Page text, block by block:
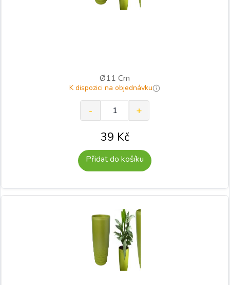
Ø11 Cm
K dispozici na objednávku
39 Kč
Přidat do košíku